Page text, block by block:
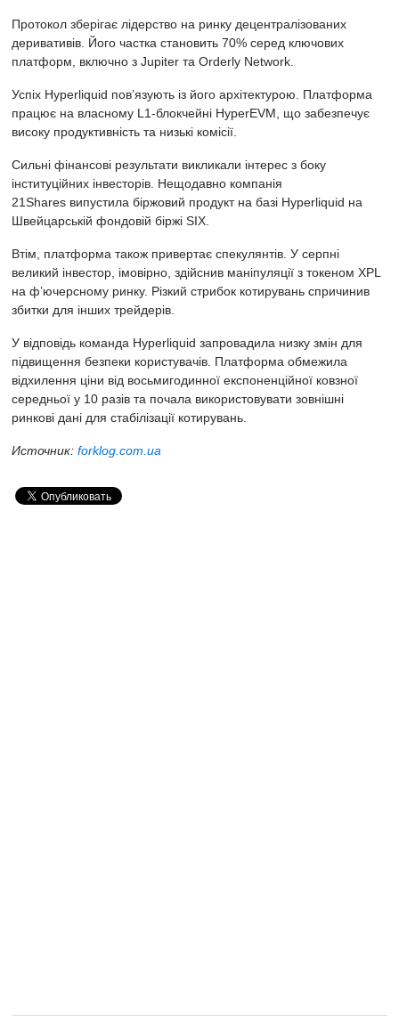
Протокол зберігає лідерство на ринку децентралізованих
деривативів. Його частка становить 70% серед ключових
платформ, включно з Jupiter та Orderly Network.
Успіх Hyperliquid пов’язують із його архітектурою. Платформа
працює на власному L1-блокчейні HyperEVM, що забезпечує
високу продуктивність та низькі комісії.
Сильні фінансові результати викликали інтерес з боку
інституційних інвесторів. Нещодавно компанія
21Shares випустила біржовий продукт на базі Hyperliquid на
Швейцарській фондовій біржі SIX.
Втім, платформа також привертає спекулянтів. У серпні
великий інвестор, імовірно, здійснив маніпуляції з токеном XPL
на ф’ючерсному ринку. Різкий стрибок котирувань спричинив
збитки для інших трейдерів.
У відповідь команда Hyperliquid запровадила низку змін для
підвищення безпеки користувачів. Платформа обмежила
відхилення ціни від восьмигодинної експоненційної ковзної
середньої у 10 разів та почала використовувати зовнішні
ринкові дані для стабілізації котирувань.
Источник: forklog.com.ua